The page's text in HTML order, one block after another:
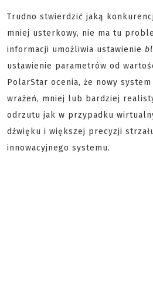
Trudno stwierdzić jaką
mniej usterkowy, nie ma tu
informacji umożliwia ustawienie
ustawienie parametrów od
PolarStar ocenia, że nowy
wrażeń, mniej lub bardziej
odrzutu jak w przypadku
dźwięku i większej precyzji
innowacyjnego systemu.